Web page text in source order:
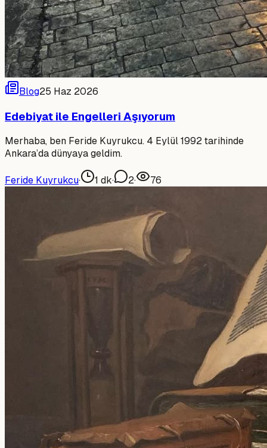
Blog25 Haz 2026
Edebiyat ile Engelleri Aşıyorum
Merhaba, ben Feride Kuyrukcu. 4 Eylül 1992 tarihinde
Ankara’da dünyaya geldim.
Feride Kuyrukcu· 1 dk· 2· 76